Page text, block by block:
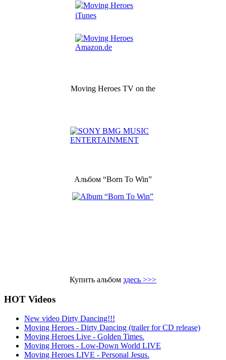
Moving Heroes TV on the
Альбом “Born To Win”
Купить альбом здесь >>>
HOT Videos
New video Dirty Dancing!!!
Moving Heroes - Dirty Dancing (trailer for CD release)
Moving Heroes Live - Golden Times.
Moving Heroes - Low-Down World LIVE
Moving Heroes LIVE - Personal Jesus.